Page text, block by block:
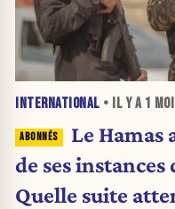
INTERNATIONAL • IL Y A 1
Le Hamas
de ses instances
Quelle suite